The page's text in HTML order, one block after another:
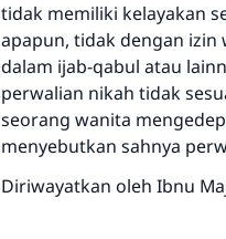
tidak memiliki kelayakan
apapun, tidak dengan izin
dalam ijab-qabul atau
perwalian nikah tidak
seorang wanita
menyebutkan sahnya
Diriwayatkan oleh Ibnu